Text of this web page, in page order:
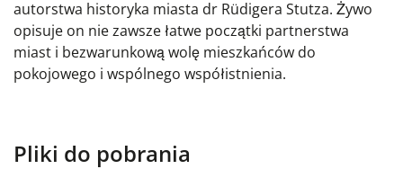
autorstwa historyka miasta dr Rüdigera Stutza. Żywo
opisuje on nie zawsze łatwe początki partnerstwa
miast i bezwarunkową wolę mieszkańców do
pokojowego i wspólnego współistnienia.
Pliki do pobrania